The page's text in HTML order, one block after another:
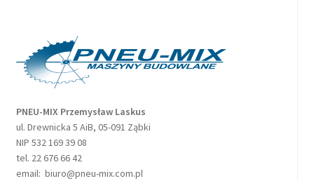
PNEU-MIX Przemysław Laskus
ul. Drewnicka 5 AiB, 05-091 Ząbki
NIP 532 169 39 08
tel. 22 676 66 42
email: biuro@pneu-mix.com.pl